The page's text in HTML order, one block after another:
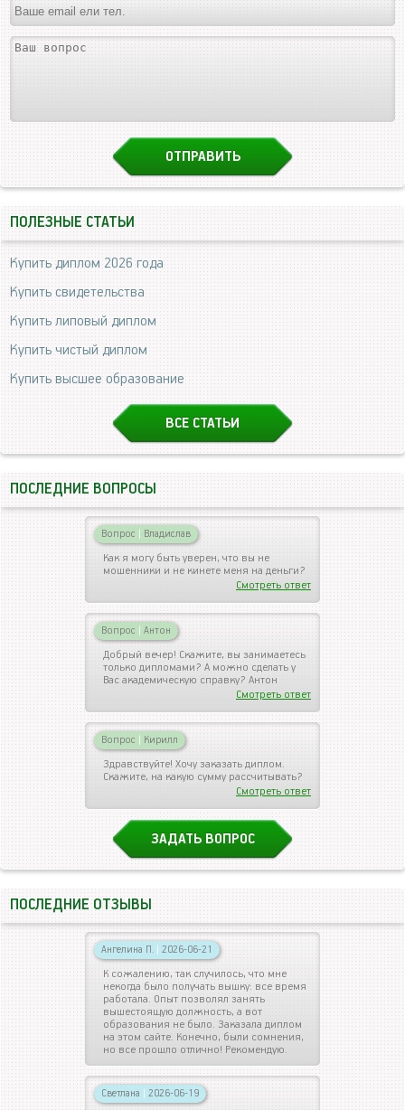
ПОЛЕЗНЫЕ СТАТЬИ
Купить диплом 2026 года
Купить свидетельства
Купить липовый диплом
Купить чистый диплом
Купить высшее образование
ВСЕ СТАТЬИ
ПОСЛЕДНИЕ ВОПРОСЫ
Вопрос | Владислав
Как я могу быть уверен, что вы не
мошенники и не кинете меня на деньги?
Смотреть ответ
Вопрос | Антон
Добрый вечер! Скажите, вы занимаетесь
только дипломами? А можно сделать у
Вас академическую справку? Антон
Смотреть ответ
Вопрос | Кирилл
Здравствуйте! Хочу заказать диплом.
Скажите, на какую сумму рассчитывать?
Смотреть ответ
ЗАДАТЬ ВОПРОС
ПОСЛЕДНИЕ ОТЗЫВЫ
Ангелина П. | 2026-06-21
К сожалению, так случилось, что мне
некогда было получать вышку: все время
работала. Опыт позволял занять
вышестоящую должность, а вот
образования не было. Заказала диплом
на этом сайте. Конечно, были сомнения,
но все прошло отлично! Рекомендую.
Светлана | 2026-06-19